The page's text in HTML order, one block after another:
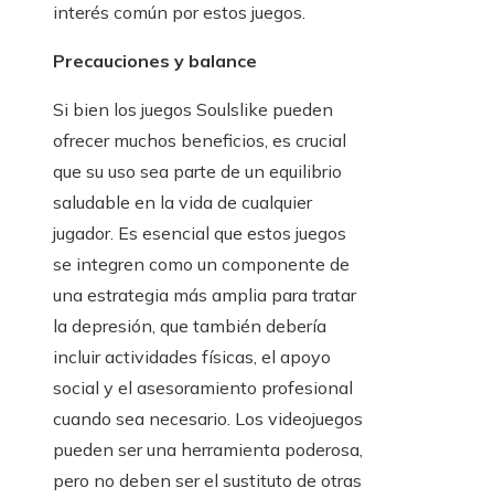
interés común por estos juegos.
Precauciones y balance
Si bien los juegos Soulslike pueden
ofrecer muchos beneficios, es crucial
que su uso sea parte de un equilibrio
saludable en la vida de cualquier
jugador. Es esencial que estos juegos
se integren como un componente de
una estrategia más amplia para tratar
la depresión, que también debería
incluir actividades físicas, el apoyo
social y el asesoramiento profesional
cuando sea necesario. Los videojuegos
pueden ser una herramienta poderosa,
pero no deben ser el sustituto de otras